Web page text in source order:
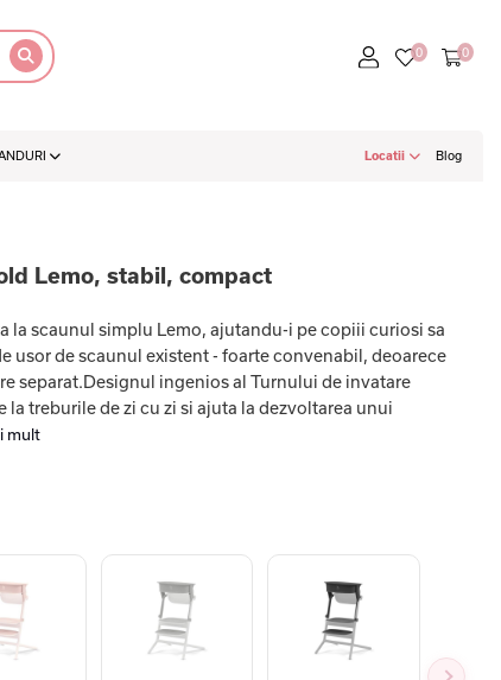
Locatii Blog
Lemo, stabil, compact
la scaunul simplu Lemo, ajutandu-i pe copiii curiosi sa
usor de scaunul existent - foarte convenabil, deoarece
separat.Designul ingenios al Turnului de invatare
treburile de zi cu zi si ajuta la dezvoltarea unui
mult